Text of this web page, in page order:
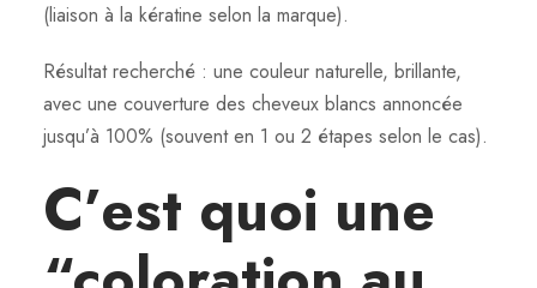
(liaison à la kératine selon la marque).
Résultat recherché : une couleur naturelle, brillante,
avec une couverture des cheveux blancs annoncée
jusqu’à 100% (souvent en 1 ou 2 étapes selon le cas).
C’est quoi une